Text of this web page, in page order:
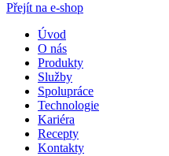
Přejít na e-shop
Úvod
O nás
Produkty
Služby
Spolupráce
Technologie
Kariéra
Recepty
Kontakty